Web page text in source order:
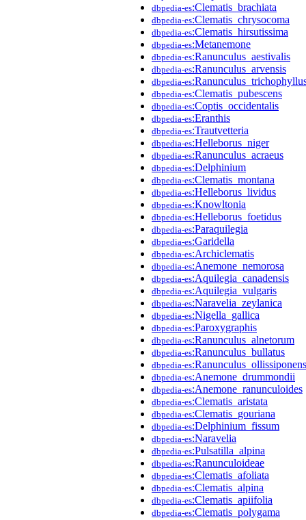
dbpedia-es:Clematis_brachiata
dbpedia-es:Clematis_chrysocoma
dbpedia-es:Clematis_hirsutissima
dbpedia-es:Metanemone
dbpedia-es:Ranunculus_aestivalis
dbpedia-es:Ranunculus_arvensis
dbpedia-es
dbpedia-es:Clematis_pubescens
dbpedia-es:Coptis_occidentalis
dbpedia-es:Eranthis
dbpedia-es:Trautvetteria
dbpedia-es:Helleborus_niger
dbpedia-es:Ranunculus_acraeus
dbpedia-es:Delphinium
dbpedia-es:Clematis_montana
dbpedia-es:Helleborus_lividus
dbpedia-es:Knowltonia
dbpedia-es:Helleborus_foetidus
dbpedia-es:Paraquilegia
dbpedia-es:Garidella
dbpedia-es:Archiclematis
dbpedia-es:Anemone_nemorosa
dbpedia-es:Aquilegia_canadensis
dbpedia-es:Aquilegia_vulgaris
dbpedia-es:Naravelia_zeylanica
dbpedia-es:Nigella_gallica
dbpedia-es:Paroxygraphis
dbpedia-es:Ranunculus_alnetorum
dbpedia-es:Ranunculus_bullatus
dbpedia-es
dbpedia-es:Anemone_drummondii
dbpedia-es:Anemone_ranunculoides
dbpedia-es:Clematis_aristata
dbpedia-es:Clematis_gouriana
dbpedia-es:Delphinium_fissum
dbpedia-es:Naravelia
dbpedia-es:Pulsatilla_alpina
dbpedia-es:Ranunculoideae
dbpedia-es:Clematis_afoliata
dbpedia-es:Clematis_alpina
dbpedia-es:Clematis_apiifolia
dbpedia-es:Clematis_polygama